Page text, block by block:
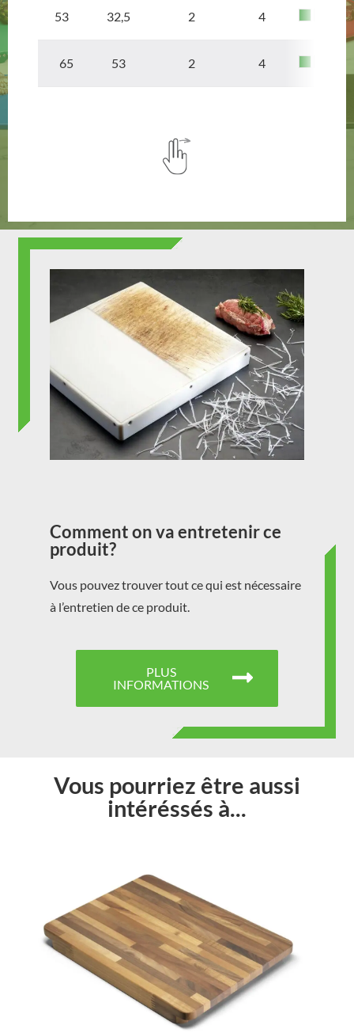
53 32,5 2 4
65 53 2 4
Comment on va entretenir ce
produit?
Vous pouvez trouver tout ce qui est nécessaire
à l’entretien de ce produit.
PLUS
INFORMATIONS
Vous pourriez être aussi
intéréssés à...